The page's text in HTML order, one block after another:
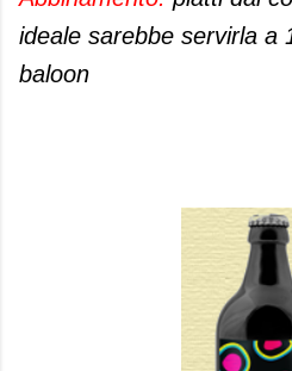
ideale sarebbe servirla a
baloon